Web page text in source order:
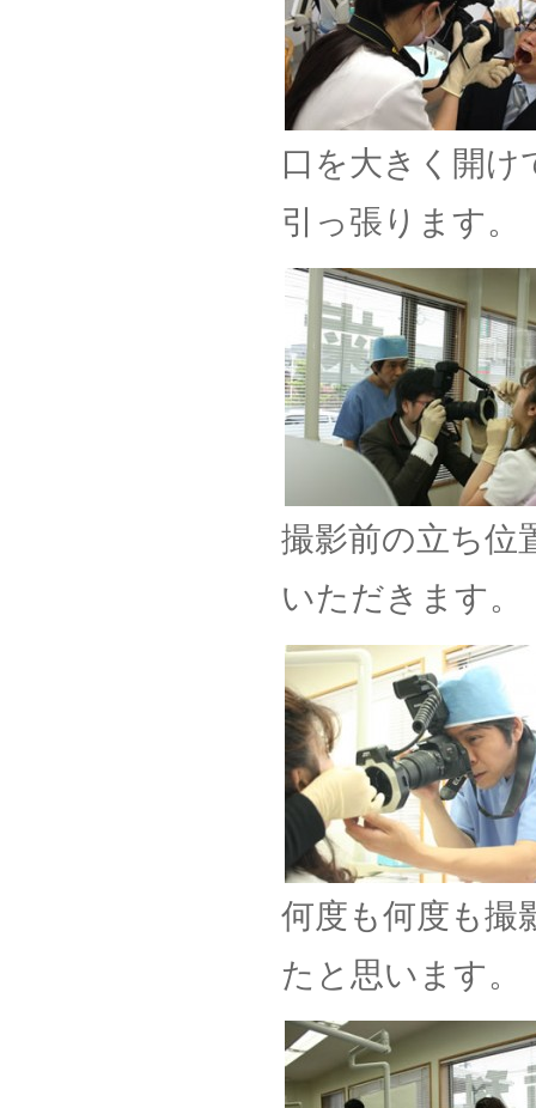
口を大きく開け
引っ張ります。
撮影前の立ち位
いただきます。
何度も何度も撮
たと思います。